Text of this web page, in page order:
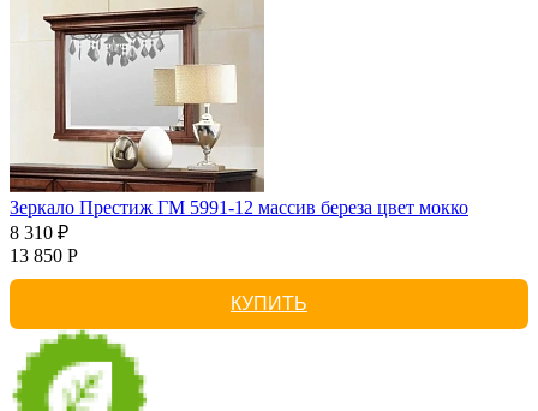
Зеркало Престиж ГМ 5991-12 массив береза цвет мокко
8 310 ₽
13 850 Р
КУПИТЬ